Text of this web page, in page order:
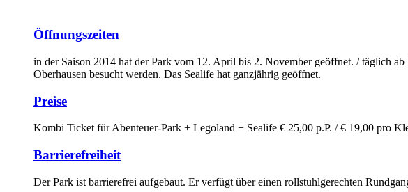
Öffnungszeiten
in der Saison 2014 hat der Park vom 12. April bis 2. November geöffnet. /
Oberhausen besucht werden. Das Sealife hat ganzjährig geöffnet.
Preise
Kombi Ticket für Abenteuer-Park + Legoland + Sealife € 25,00 p.P. / € 19,00 pro
Barrierefreiheit
Der Park ist barrierefrei aufgebaut. Er verfügt über einen rollstuhlgerechten